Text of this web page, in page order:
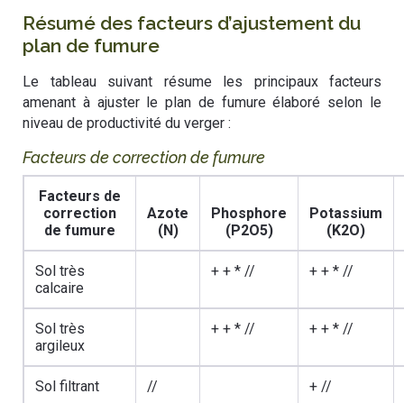
Résumé des facteurs d’ajustement du
plan de fumure
Le tableau suivant résume les principaux facteurs
amenant à ajuster le plan de fumure élaboré selon le
niveau de productivité du verger :
Facteurs de correction de fumure
Facteurs de
correction
de fumure
Azote
(N)
Phosphore
(P2O5)
Potassium
(K2O)
Sol très
calcaire
+ + * // + + * //
Sol très
argileux
+ + * // + + * //
Sol filtrant // + //